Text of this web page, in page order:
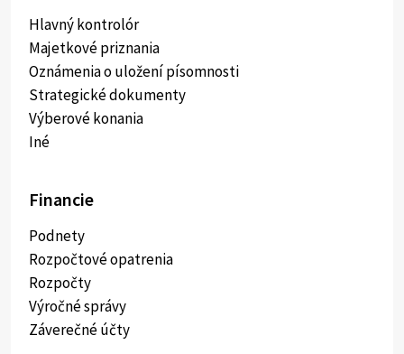
Hlavný kontrolór
Majetkové priznania
Oznámenia o uložení písomnosti
Strategické dokumenty
Výberové konania
Iné
Financie
Podnety
Rozpočtové opatrenia
Rozpočty
Výročné správy
Záverečné účty